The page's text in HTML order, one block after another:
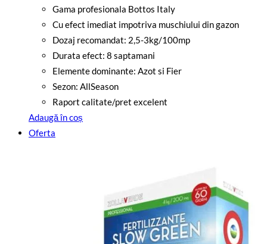
inițial
a
fost:
12999
lei.
curent
este:
9499
lei.
Gama profesionala Bottos Italy
Cu efect imediat impotriva muschiului din gazon
Dozaj recomandat: 2,5-3kg/100mp
Durata efect: 8 saptamani
Elemente dominante: Azot si Fier
Sezon: AllSeason
Raport calitate/pret excelent
Adaugă în coș
Oferta